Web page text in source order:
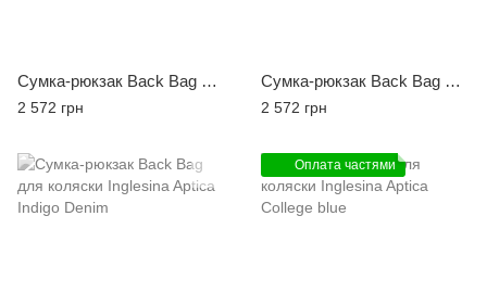
Сумка-рюкзак Back Bag для коляски Inglesina Aptica College blue
2 572 грн
Сумка-рюкзак Back Bag для коляски Inglesina Aptica Cashmere beige
2 572 грн
Оплата частями